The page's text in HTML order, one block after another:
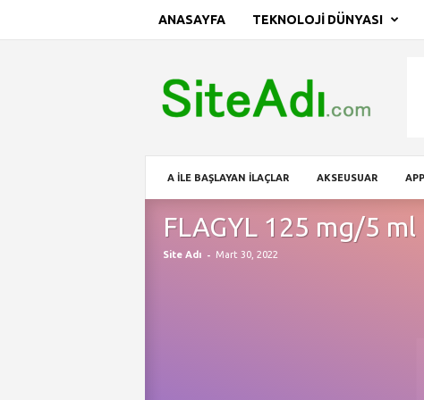
ANASAYFA TEKNOLOJI DÜNYASI
A İLE BAŞLAYAN İLAÇLAR AKSEUSUAR
FLAGYL 125 mg/5
Site Adı - Mart 30, 2022